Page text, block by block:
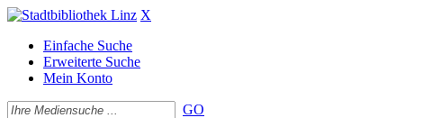
X
Einfache Suche
Erweiterte Suche
Mein Konto
GO